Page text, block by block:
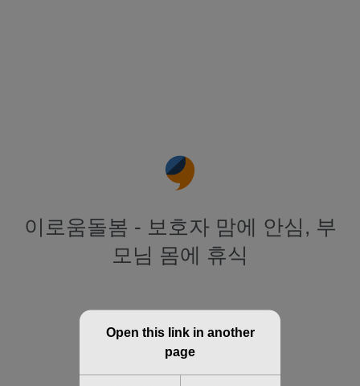
이로움돌봄 - 보호자 맘에 안심, 부
모님 몸에 휴식